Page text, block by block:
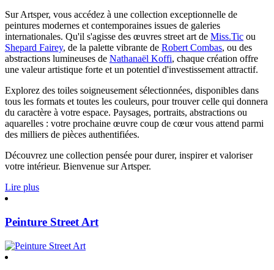
Sur Artsper, vous accédez à une collection exceptionnelle de
peintures modernes et contemporaines issues de galeries
internationales. Qu'il s'agisse des œuvres street art de Miss.Tic ou
Shepard Fairey, de la palette vibrante de Robert Combas, ou des
abstractions lumineuses de Nathanaël Koffi, chaque création offre
une valeur artistique forte et un potentiel d'investissement attractif.
Explorez des toiles soigneusement sélectionnées, disponibles dans
tous les formats et toutes les couleurs, pour trouver celle qui donnera
du caractère à votre espace. Paysages, portraits, abstractions ou
aquarelles : votre prochaine œuvre coup de cœur vous attend parmi
des milliers de pièces authentifiées.
Découvrez une collection pensée pour durer, inspirer et valoriser
votre intérieur. Bienvenue sur Artsper.
Lire plus
Peinture Street Art